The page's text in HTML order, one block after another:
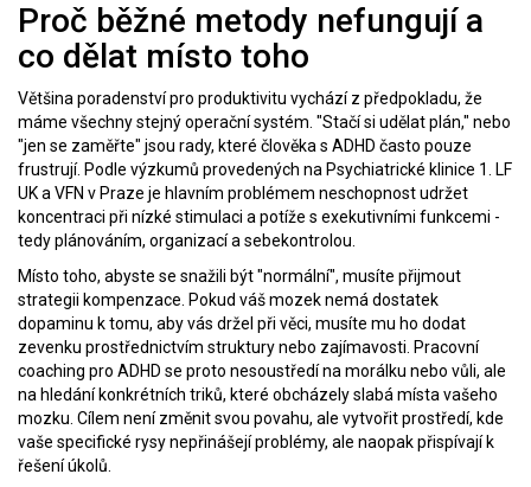
Proč běžné metody nefungují a
co dělat místo toho
Většina poradenství pro produktivitu vychází z předpokladu, že
máme všechny stejný operační systém. "Stačí si udělat plán," nebo
"jen se zaměřte" jsou rady, které člověka s ADHD často pouze
frustrují. Podle výzkumů provedených na Psychiatrické klinice 1. LF
UK a VFN v Praze je hlavním problémem neschopnost udržet
koncentraci při nízké stimulaci a potíže s exekutivními funkcemi -
tedy plánováním, organizací a sebekontrolou.
Místo toho, abyste se snažili být "normální", musíte přijmout
strategii kompenzace. Pokud váš mozek nemá dostatek
dopaminu k tomu, aby vás držel při věci, musíte mu ho dodat
zevenku prostřednictvím struktury nebo zajímavosti. Pracovní
coaching pro ADHD se proto nesoustředí na morálku nebo vůli, ale
na hledání konkrétních triků, které obcházely slabá místa vašeho
mozku. Cílem není změnit svou povahu, ale vytvořit prostředí, kde
vaše specifické rysy nepřinášejí problémy, ale naopak přispívají k
řešení úkolů.